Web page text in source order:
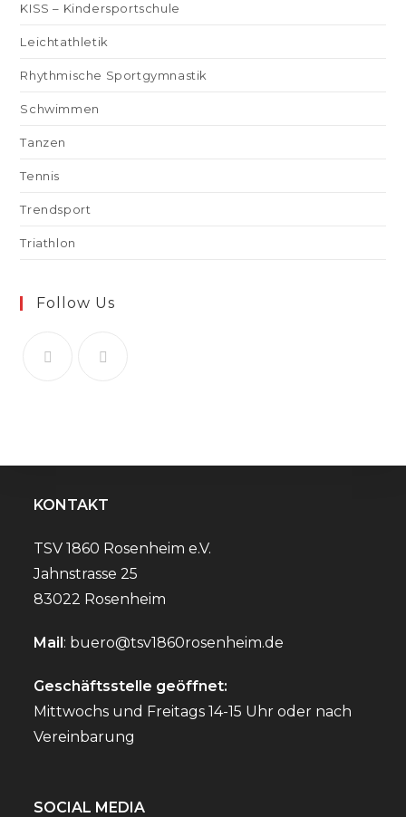
KISS – Kindersportschule
Leichtathletik
Rhythmische Sportgymnastik
Schwimmen
Tanzen
Tennis
Trendsport
Triathlon
Follow Us
KONTAKT
TSV 1860 Rosenheim e.V.
Jahnstrasse 25
83022 Rosenheim
Mail: buero@tsv1860rosenheim.de
Geschäftsstelle geöffnet:
Mittwochs und Freitags 14-15 Uhr oder nach
Vereinbarung
SOCIAL MEDIA